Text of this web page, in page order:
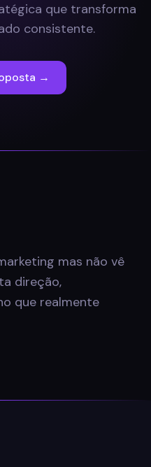
que transforma
consistente.
→
mas não vê
direção,
que realmente